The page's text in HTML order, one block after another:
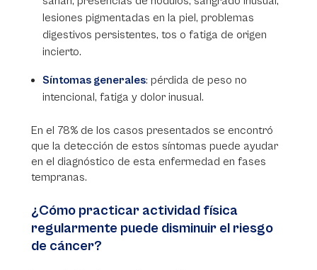
lesiones pigmentadas en la piel, problemas
digestivos persistentes, tos o fatiga de origen
incierto.
Síntomas generales: pérdida de peso no
intencional, fatiga y dolor inusual.
En el 78% de los casos presentados se encontró
que la detección de estos síntomas puede ayudar
en el diagnóstico de esta enfermedad en fases
tempranas.
¿Cómo practicar actividad física
regularmente puede disminuir el riesgo
de cáncer?